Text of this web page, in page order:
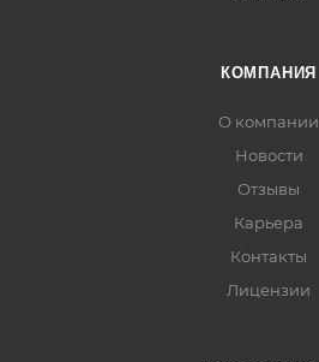
КОМПАНИЯ
О компании
Новости
Отзывы
Карьера
Контакты
Лицензии